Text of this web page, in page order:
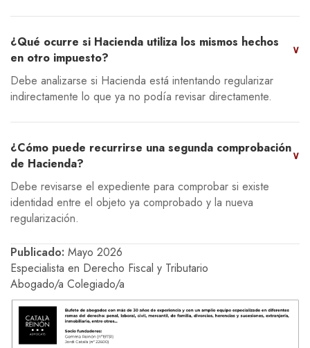
¿Qué ocurre si Hacienda utiliza los mismos hechos
en otro impuesto?
∨
Debe analizarse si Hacienda está intentando regularizar
indirectamente lo que ya no podía revisar directamente.
¿Cómo puede recurrirse una segunda comprobación
de Hacienda?
∨
Debe revisarse el expediente para comprobar si existe
identidad entre el objeto ya comprobado y la nueva
regularización.
Publicado: Mayo 2026
Especialista en Derecho Fiscal y Tributario
Abogado/a Colegiado/a